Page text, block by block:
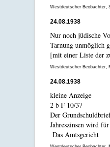
Westdeutscher Beobachter,
24.08.1938
Nur noch jüdische
Tarnung unmöglich
[mit einer Liste der
Westdeutscher Beobachter,
24.08.1938
kleine Anzeige
2 b F 10/37
Der
Jahreszinsen wird
Das Amtsgericht